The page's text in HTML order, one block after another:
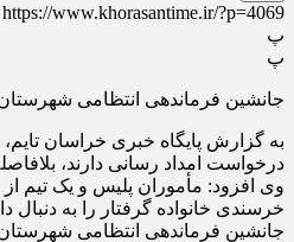
https://www.khorasantime.ir/?p=4069
پ
پ
جانشین فرماندهی انتظامی
به گزارش پایگاه خبری خراسان
درخواست امداد رسانی دارند،
خرسندی خانواده گرفتار را به دنبال
جانشین فرماندهی انتظامی